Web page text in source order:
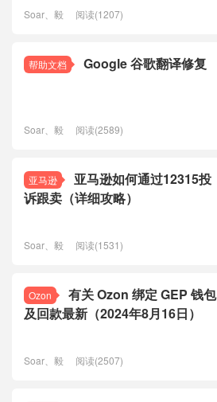
Soar、毅 阅读(1207)
帮助文档 Google 谷歌翻译修复
Soar、毅 阅读(2589)
亚马逊
亚马逊如何通过12315投
诉跟卖（详细攻略）
Soar、毅 阅读(1531)
Ozon
有关 Ozon 绑定 GEP 钱包
及回款最新（2024年8月16日）
Soar、毅 阅读(2507)